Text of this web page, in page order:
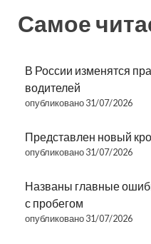
Самое
В России изменятся
водителей
опубликовано 31/07/2026
Представлен новый
опубликовано 31/07/2026
Названы главные
с пробегом
опубликовано 31/07/2026